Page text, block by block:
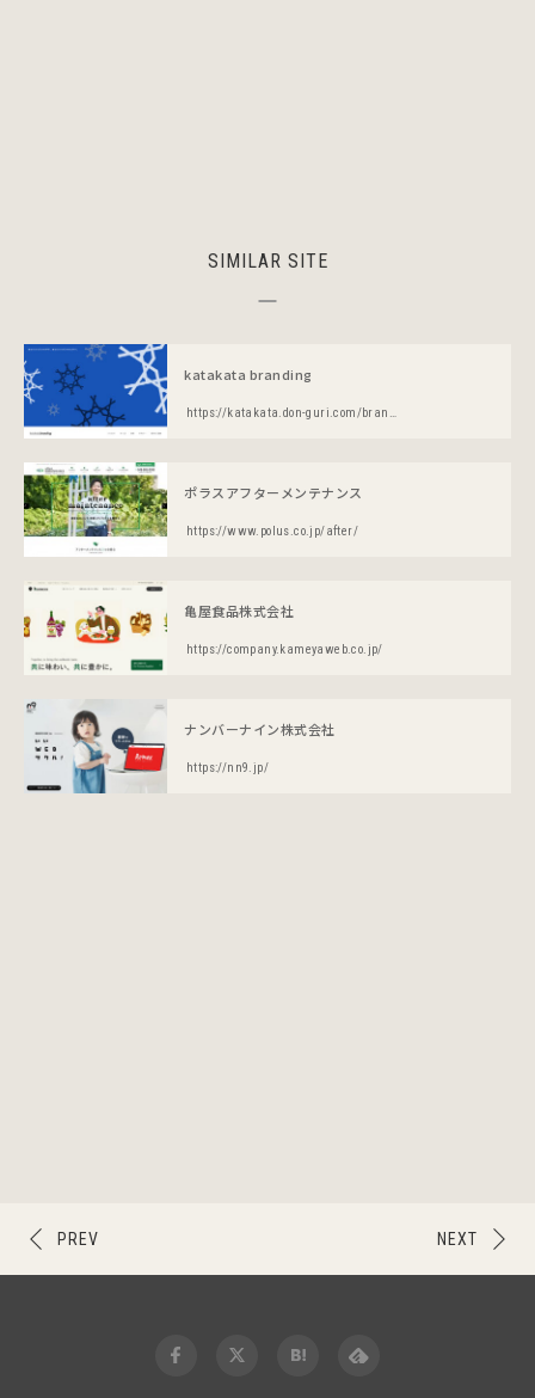
SIMILAR SITE
katakata branding
https://katakata.don-guri.com/branding/
ポラスアフターメンテナンス
https://www.polus.co.jp/after/
亀屋食品株式会社
https://company.kameyaweb.co.jp/
ナンバーナイン株式会社
https://nn9.jp/
NEXT
PREV